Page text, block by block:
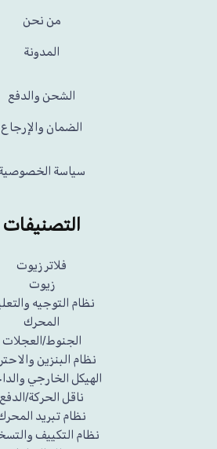
من نحن
المدونة
الشحن والدفع
الضمان والإرجاع
سياسة
التصنيفات
فلاتر زيوت
زيوت
نظام التوجيه
المحرك
الجنوط/العجلات
نظام البنزين
الهيكل الخارجي
ناقل الحركة/الدفع
نظام تبريد
نظام التكييف